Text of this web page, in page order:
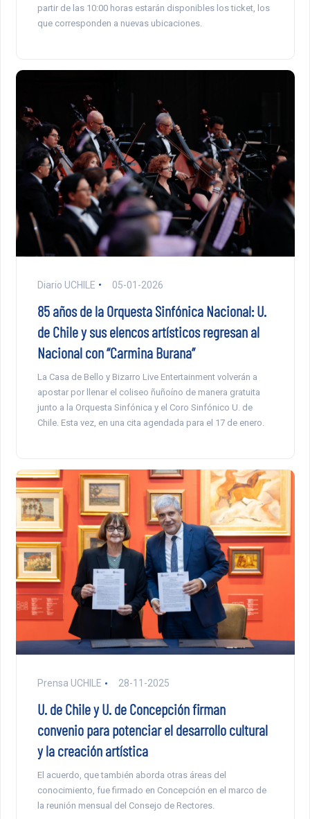
partir de las 10:00 horas estarán disponibles los ticket, los
que corresponden a nuevas ubicaciones.
Diario UCHILE 05-01-2026
85 años de la Orquesta Sinfónica Nacional: U.
de Chile y sus elencos artísticos regresan al
Nacional con “Carmina Burana”
La Casa de Bello y Bizarro Live Entertainment volverán a
apostar por llenar el coliseo ñuñoíno de manera gratuita
junto a la Orquesta Sinfónica y el Coro Sinfónico U. de
Chile. Esta vez, en una cita agendada para el 17 de enero.
Prensa UCHILE 28-11-2025
U. de Chile y U. de Concepción firman
convenio para potenciar el desarrollo cultural
y la creación artística
El acuerdo, que también aborda otras áreas del
conocimiento, fue firmado en Concepción en el marco de
la reunión mensual del Consejo de Rectores.